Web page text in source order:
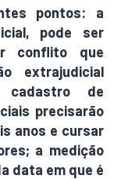
pontos: a
pode ser
conflito que
extrajudicial
cadastro de
precisarão
anos e cursar
a medição
data em que é